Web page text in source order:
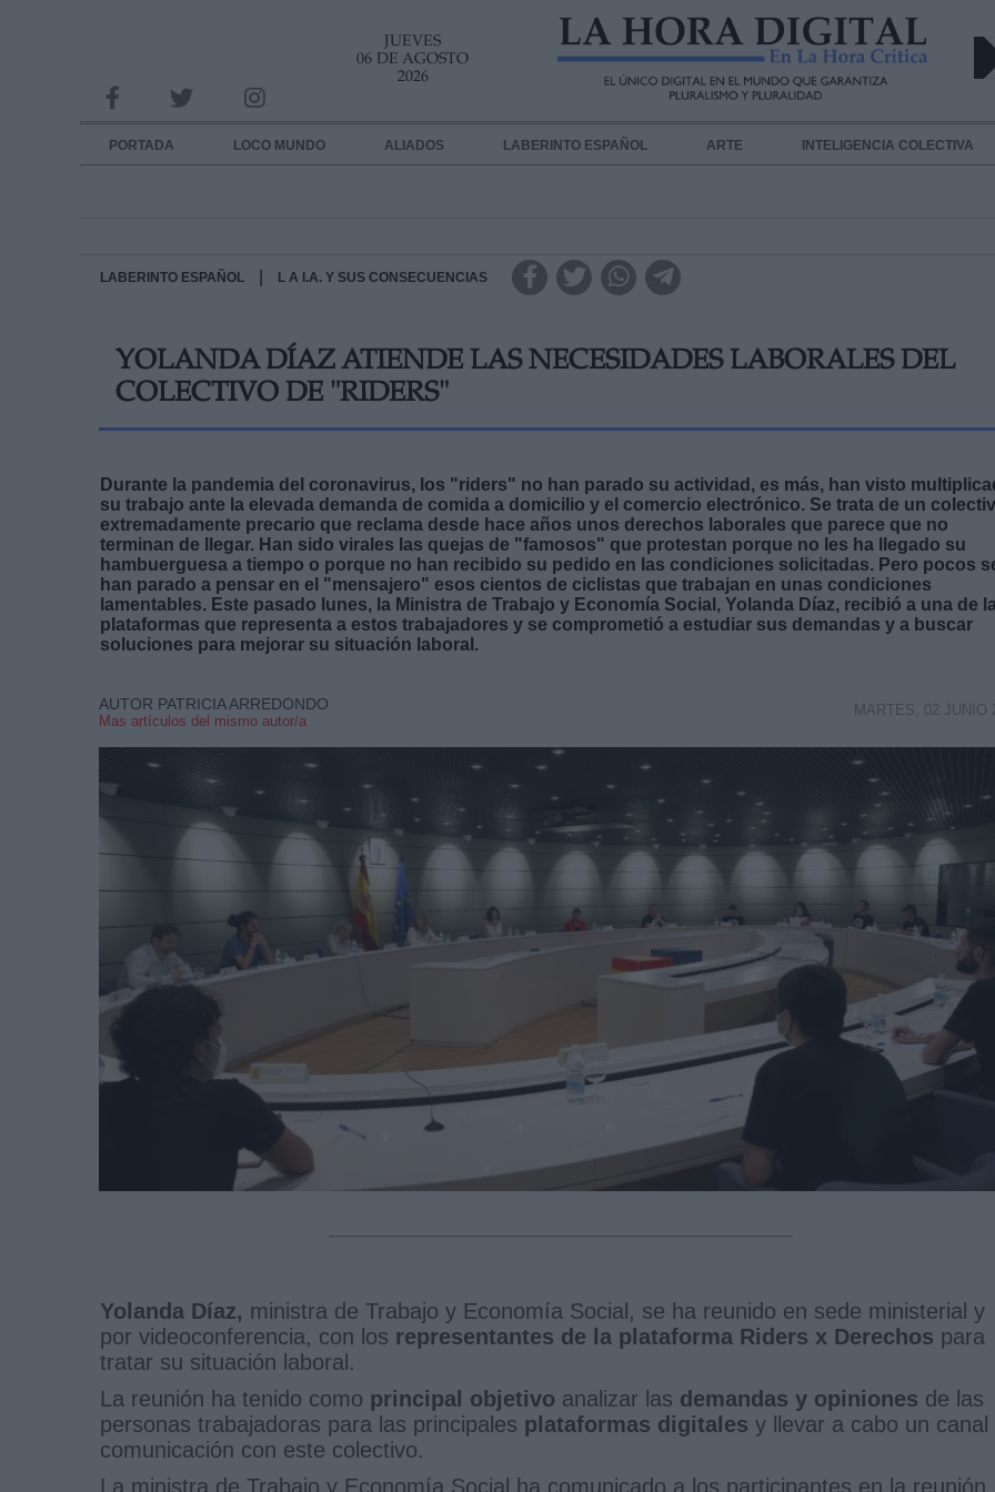
JUEVES
06 DE AGOSTO
2026
PORTADA LOCO MUNDO ALIADOS LABERINTO ESPAÑOL ARTE INTELIGENCIA COLECTIVA
LABERINTO ESPAÑOL L A I.A. Y SUS CONSECUENCIAS
YOLANDA DÍAZ ATIENDE LAS NECESIDADES LABORALES DEL
COLECTIVO DE "RIDERS"
Durante la pandemia del coronavirus, los "riders" no han parado su actividad, es más, han visto
su trabajo ante la elevada demanda de comida a domicilio y el comercio electrónico. Se trata de un
extremadamente precario que reclama desde hace años unos derechos laborales que parece que no
terminan de llegar. Han sido virales las quejas de "famosos" que protestan porque no les ha llegado su
hambuerguesa a tiempo o porque no han recibido su pedido en las condiciones solicitadas. Pero pocos
han parado a pensar en el "mensajero" esos cientos de ciclistas que trabajan en unas condiciones
lamentables. Este pasado lunes, la Ministra de Trabajo y Economía Social, Yolanda Díaz, recibió a una de
plataformas que representa a estos trabajadores y se comprometió a estudiar sus demandas y a buscar
soluciones para mejorar su situación laboral.
AUTOR PATRICIA ARREDONDO
Mas artículos del mismo autor/a
MARTES, 02 JUNIO
Yolanda Díaz, ministra de Trabajo y Economía Social, se ha reunido en sede ministerial y
por videoconferencia, con los representantes de la plataforma Riders x Derechos para
tratar su situación laboral.
La reunión ha tenido como principal objetivo analizar las demandas y opiniones de las
personas trabajadoras para las principales plataformas digitales y llevar a cabo un canal
comunicación con este colectivo.
La ministra de Trabajo y Economía Social ha comunicado a los participantes en la reunión,
INFORMACION SOBRE LA PROTECCIÓN DE TUS DATOS
Responsable:
Destinatarios:
link
Información adicional
link